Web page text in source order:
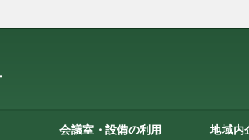
会議室・設備の利用 地域内